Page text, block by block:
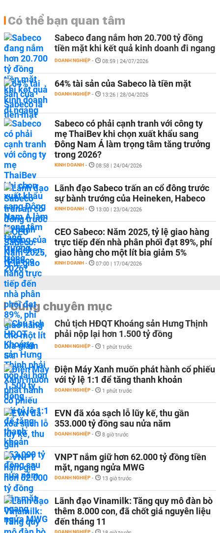
Có thể bạn quan tâm
Sabeco đang nắm hơn 20.700 tỷ đồng
tiền mặt khi kết quả kinh doanh đi ngang
DOANH NGHIỆP - 08:59 | 24/07/2026
64% tài sản của Sabeco là tiền mặt
DOANH NGHIỆP - 13:26 | 28/04/2026
Sabeco có phải cạnh tranh với công ty
mẹ ThaiBev khi chọn xuất khẩu sang
Đông Nam Á làm trọng tâm tăng trưởng
trong 2026?
KINH DOANH - 08:58 | 24/04/2026
Lãnh đạo Sabeco trấn an cổ đông trước
sự bành trướng của Heineken, Habeco
KINH DOANH - 13:00 | 23/04/2026
CEO Sabeco: Năm 2025, tỷ lệ giao hàng
trực tiếp đến nhà phân phối đạt 89%, phí
giao hàng cho một lít bia giảm 5%
KINH DOANH - 07:00 | 17/04/2026
Cùng chuyên mục
Chủ tịch HĐQT Khoáng sản Hưng Thịnh
phải nộp lại hơn 1.500 tỷ đồng
DOANH NGHIỆP - 1 phút trước
Điện Máy Xanh muốn phát hành cổ phiếu
với tỷ lệ 1:1 để tăng thanh khoản
DOANH NGHIỆP - 1 phút trước
EVN đã xóa sạch lỗ lũy kế, thu gần
353.000 tỷ đồng sau nửa năm
DOANH NGHIỆP - 8 giờ trước
VNPT nắm giữ hơn 62.000 tỷ đồng tiền
mặt, ngang ngửa MWG
DOANH NGHIỆP - 13 giờ trước
Lãnh đạo Vinamilk: Tăng quy mô đàn bò
thêm 8.000 con, đã chốt giá nguyên liệu
đến tháng 11
DOANH NGHIỆP